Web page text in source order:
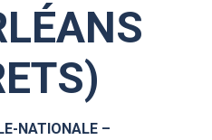
NATIONALE –